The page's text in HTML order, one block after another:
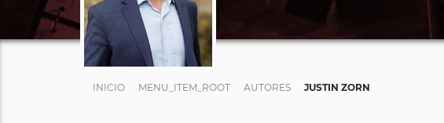
INICIO MENU_ITEM_ROOT AUTORES JUSTIN ZORN